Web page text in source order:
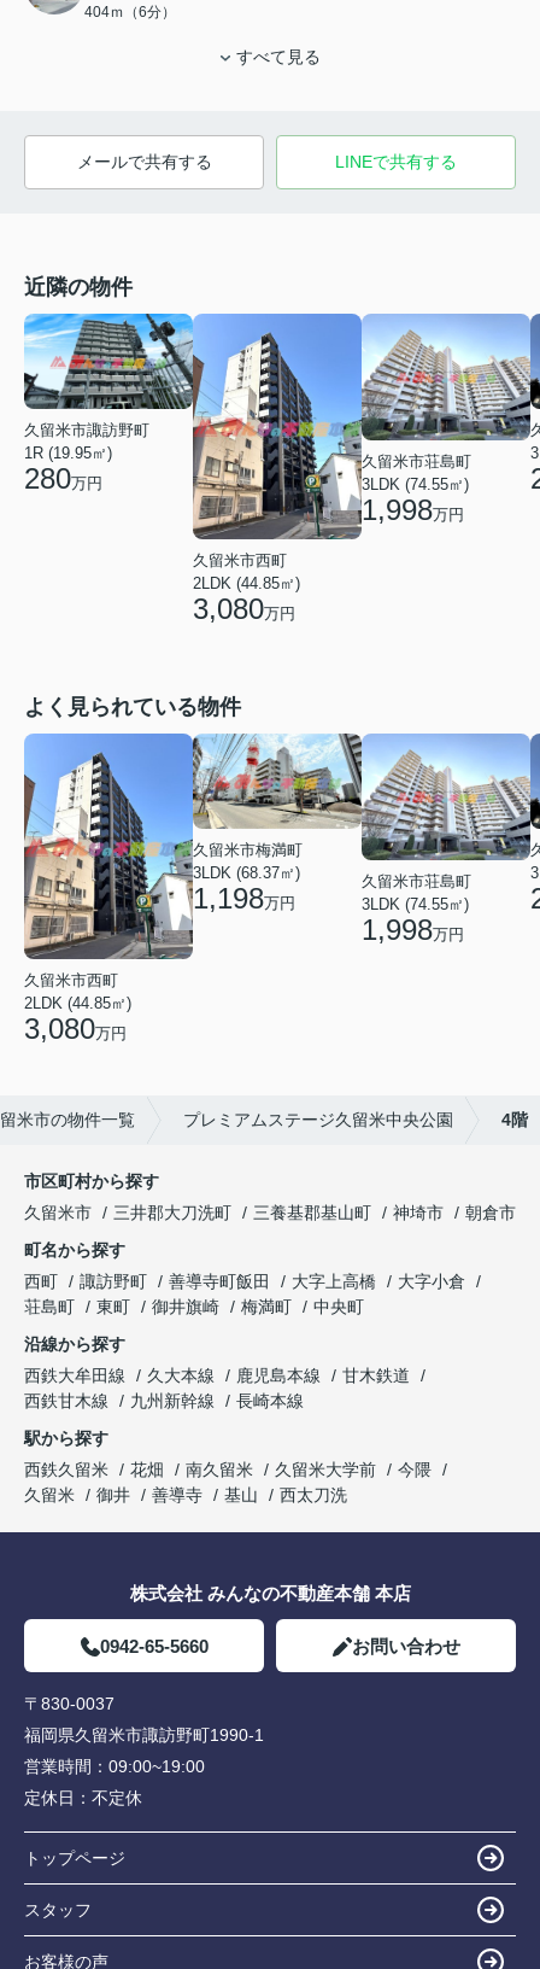
404ｍ（6分）
すべて見る
メールで共有する LINEで共有する
近隣の物件
久留米市諏訪野町
1R (19.95㎡)
280万円
久留米市西町
2LDK (44.85㎡)
3,080万円
久留米市荘島町
3LDK (74.55㎡)
1,998万円
よく見られている物件
久留米市西町
2LDK (44.85㎡)
3,080万円
久留米市梅満町
3LDK (68.37㎡)
1,198万円
久留米市荘島町
3LDK (74.55㎡)
1,998万円
米市の物件一覧 プレミアムステージ久留米中央公園 4階
市区町村から探す
久留米市
三井郡大刀洗町 三養基郡基山町 神埼市
朝倉市
町名から探す
西町
諏訪野町 善導寺町飯田 大字上高橋
大字小倉
荘島町
東町 御井旗崎 梅満町
中央町
沿線から探す
西鉄大牟田線
久大本線 鹿児島本線
甘木鉄道
西鉄甘木線
九州新幹線
長崎本線
駅から探す
西鉄久留米
花畑 南久留米 久留米大学前
今隈
久留米
御井 善導寺 基山 西太刀洗
株式会社 みんなの不動産本舗 本店
0942-65-5660 お問い合わせ
〒830-0037
福岡県久留米市諏訪野町1990-1
営業時間： 09:00~19:00
定休日： 不定休
トップページ
スタッフ
お客様の声